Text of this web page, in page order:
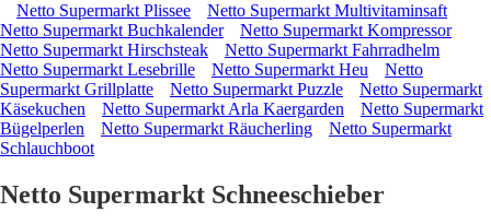
Netto Supermarkt Plissee
Netto Supermarkt Multivitaminsaft
Netto Supermarkt Buchkalender
Netto Supermarkt Kompressor
Netto Supermarkt Hirschsteak
Netto Supermarkt Fahrradhelm
Netto Supermarkt Lesebrille
Netto Supermarkt Heu
Netto
Supermarkt Grillplatte
Netto Supermarkt Puzzle
Netto Supermarkt
Käsekuchen
Netto Supermarkt Arla Kaergarden
Netto Supermarkt
Bügelperlen
Netto Supermarkt Räucherling
Netto Supermarkt
Schlauchboot
Netto Supermarkt Schneeschieber